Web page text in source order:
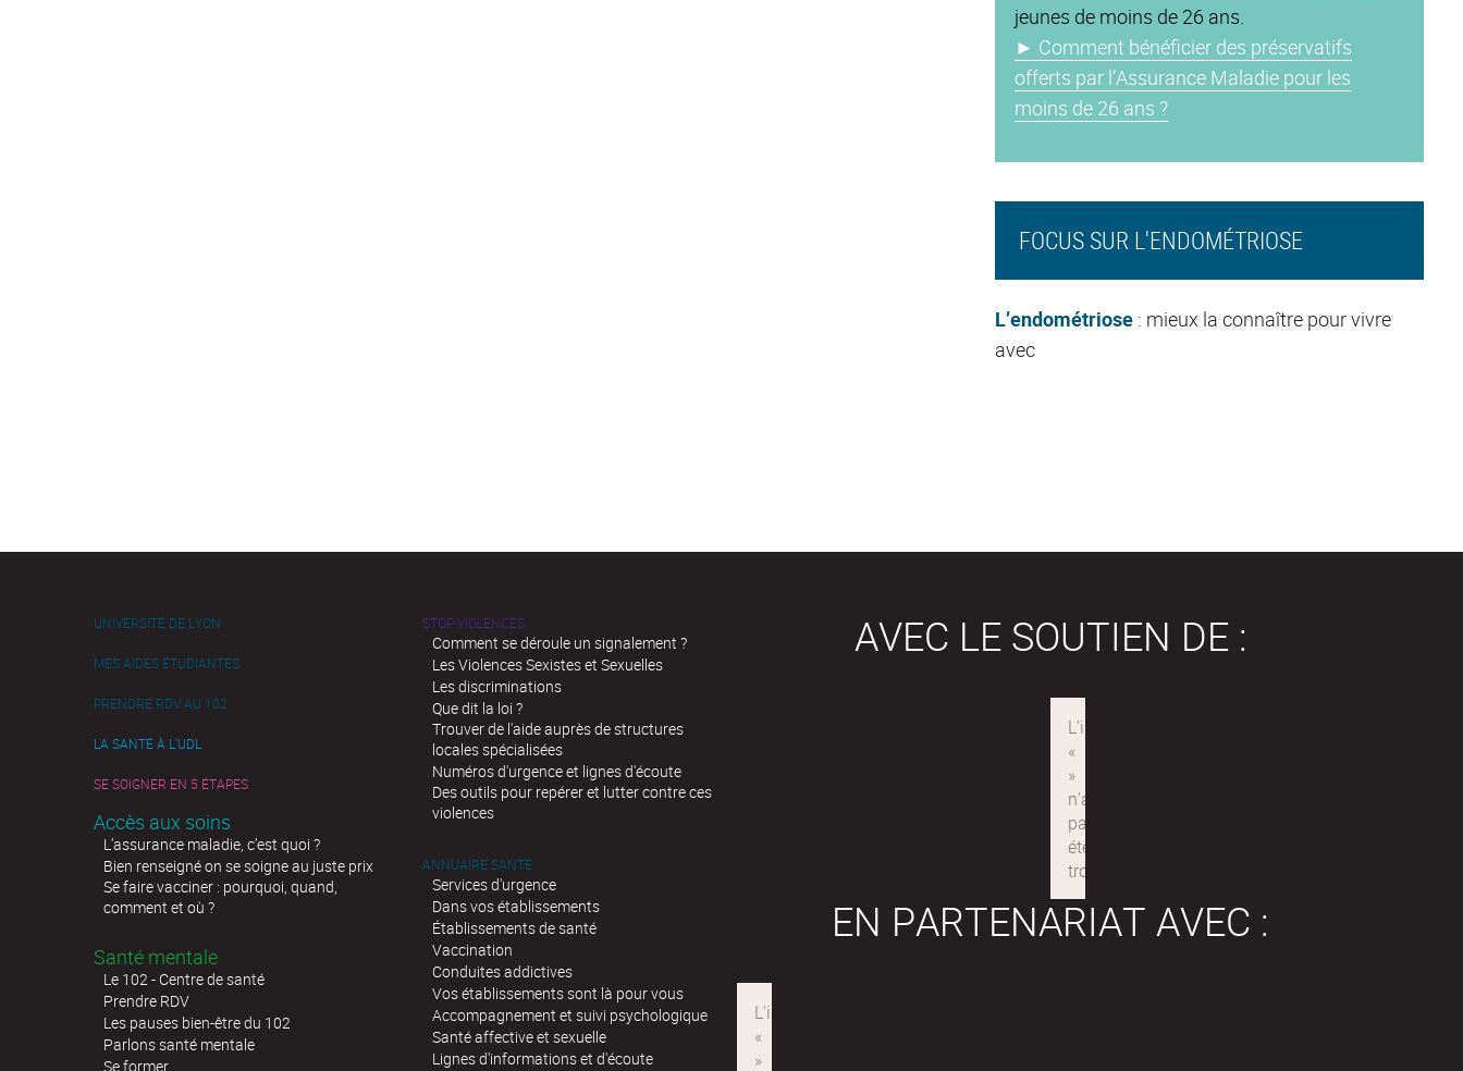
jeunes de moins de 26 ans.
► Comment bénéficier des préservatifs
offerts par l’Assurance Maladie pour les
moins de 26 ans ?
FOCUS SUR L'ENDOMÉTRIOSE
L’endométriose: mieux la connaître pour vivre
avec
UNIVERSITÉ DE LYON
MES AIDES ÉTUDIANTES
PRENDRE RDV AU 102
LA SANTÉ À L'UDL
SE SOIGNER EN 5 ÉTAPES
Accès aux soins
L’assurance maladie, c’est quoi ?
Bien renseigné on se soigne au juste prix
Se faire vacciner : pourquoi, quand,
comment et où ?
Santé mentale
Le 102 - Centre de santé
Prendre RDV
Les pauses bien-être du 102
Parlons santé mentale
Se former
STOP VIOLENCES
Comment se déroule un signalement ?
Les Violences Sexistes et Sexuelles
Les discriminations
Que dit la loi ?
Trouver de l'aide auprès de structures
locales spécialisées
Numéros d'urgence et lignes d'écoute
Des outils pour repérer et lutter contre ces
violences
ANNUAIRE SANTÉ
Services d'urgence
Dans vos établissements
Établissements de santé
Vaccination
Conduites addictives
Vos établissements sont là pour vous
Accompagnement et suivi psychologique
Santé affective et sexuelle
Lignes d'informations et d'écoute
AVEC LE SOUTIEN DE :
EN PARTENARIAT AVEC :